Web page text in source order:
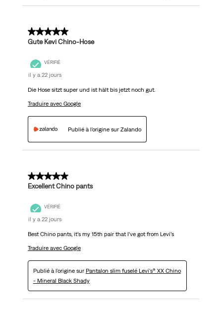
5 sur 5 étoiles.
Gute Kevi Chino-Hose
VÉRIFIÉ
il y a 22 jours
Die Hose sitzt super und ist hält bis jetzt noch gut.
Traduire avec Google
Publié à l'origine sur Zalando
5 sur 5 étoiles.
Excellent Chino pants
VÉRIFIÉ
il y a 22 jours
Best Chino pants, it’s my 15th pair that I’ve got from Levi’s
Traduire avec Google
Publié à l'origine sur Pantalon slim fuselé Levi's® XX Chino
- Mineral Black Shady